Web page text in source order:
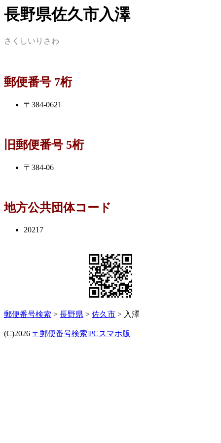
長野県佐久市入澤
さくしいりさわ
郵便番号 7桁
〒384-0621
旧郵便番号 5桁
〒384-06
地方公共団体コード
20217
郵便番号検索 > 長野県 > 佐久市 > 入澤
(C)2026 〒郵便番号検索|PCスマホ版